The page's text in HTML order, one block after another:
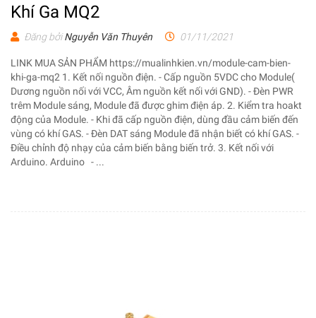
Khí Ga MQ2
Đăng bởiNguyễn Văn Thuyên 01/11/2021
LINK MUA SẢN PHẨM https://mualinhkien.vn/module-cam-bien-
khi-ga-mq2 1. Kết nối nguồn điện. - Cấp nguồn 5VDC cho Module(
Dương nguồn nối với VCC, Âm nguồn kết nối với GND). - Đèn PWR
trêm Module sáng, Module đã được ghim điện áp. 2. Kiểm tra hoakt
động của Module. - Khi đã cấp nguồn điện, dùng đầu cảm biến đến
vùng có khí GAS. - Đèn DAT sáng Module đã nhận biết có khí GAS. -
Điều chỉnh độ nhạy của cảm biến bằng biến trở. 3. Kết nối với
Arduino. Arduino - ...